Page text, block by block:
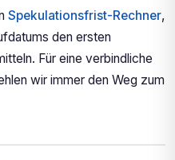
Spekulationsfrist-Rechner,
den ersten
Für eine verbindliche
wir immer den Weg zum